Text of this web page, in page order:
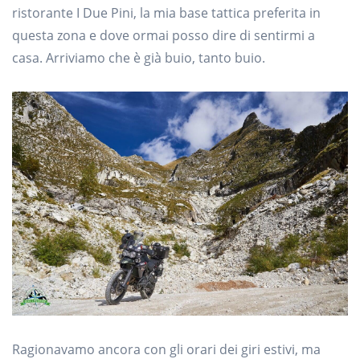
ristorante I Due Pini, la mia base tattica preferita in
questa zona e dove ormai posso dire di sentirmi a
casa. Arriviamo che è già buio, tanto buio.
Ragionavamo ancora con gli orari dei giri estivi, ma